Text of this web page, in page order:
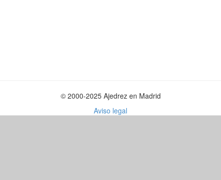
© 2000-2025 Ajedrez en Madrid
Aviso legal